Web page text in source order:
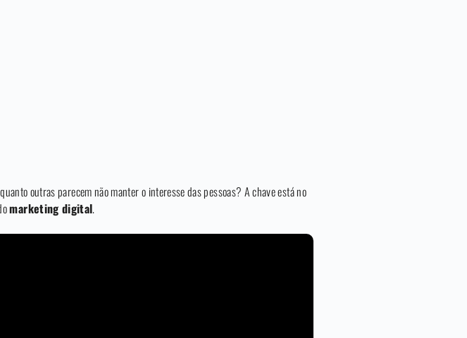
outras parecem não manter o interesse das pessoas? A chave está no
marketing digital.